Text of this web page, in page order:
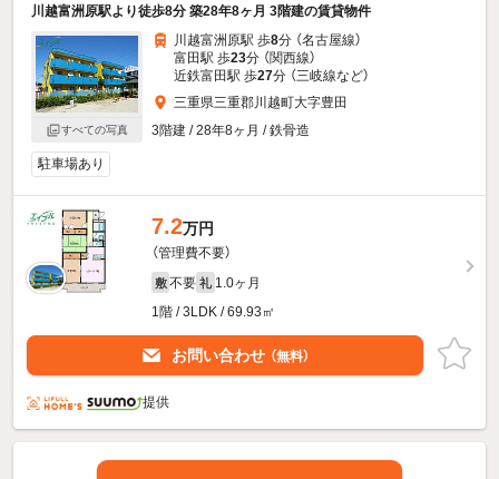
川越富洲原駅より徒歩8分 築28年8ヶ月 3階建の賃貸物件
すべての写真
川越富洲原駅 歩8分 （名古屋線）
富田駅 歩23分 （関西線）
近鉄富田駅 歩27分 （三岐線など）
三重県三重郡川越町大字豊田
3階建 / 28年8ヶ月 / 鉄骨造
駐車場あり
7.2万円
（管理費不要）
敷 不要 礼 1.0ヶ月
1階 / 3LDK / 69.93㎡
お問い合わせ （無料）
提供